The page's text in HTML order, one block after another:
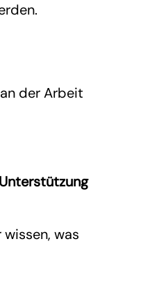
der Arbeit
was